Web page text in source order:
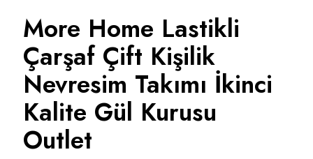
More Home Lastikli
Çarşaf Çift Kişilik
Nevresim Takımı İkinci
Kalite Gül Kurusu
Outlet